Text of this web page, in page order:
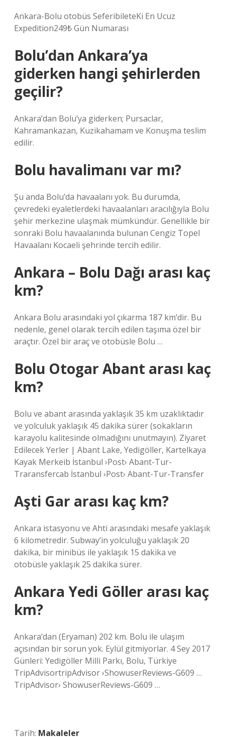
Ankara-Bolu otobüs SeferibileteKi En Ucuz
Expedition249₺ Gün Numarası
Bolu’dan Ankara’ya
giderken hangi şehirlerden
geçilir?
Ankara’dan Bolu’ya giderken; Pursaclar,
Kahramankazan, Kuzikahamam ve Konuşma teslim
edilir.
Bolu havalimanı var mı?
Şu anda Bolu’da havaalanı yok. Bu durumda,
çevredeki eyaletlerdeki havaalanları aracılığıyla Bolu
şehir merkezine ulaşmak mümkündür. Genellikle bir
sonraki Bolu havaalanında bulunan Cengiz Topel
Havaalanı Kocaeli şehrinde tercih edilir.
Ankara – Bolu Dağı arası kaç
km?
Ankara Bolu arasındaki yol çıkarma 187 km’dir. Bu
nedenle, genel olarak tercih edilen taşıma özel bir
araçtır. Özel bir araç ve otobüsle Bolu …
Bolu Otogar Abant arası kaç
km?
Bolu ve abant arasında yaklaşık 35 km uzaklıktadır
ve yolculuk yaklaşık 45 dakika sürer (sokakların
karayolu kalitesinde olmadığını unutmayın). Ziyaret
Edilecek Yerler | Abant Lake, Yedigöller, Kartelkaya
Kayak Merkeib İstanbul ›Post› Abant-Tur-
Traransfercab İstanbul ›Post› Abant-Tur-Transfer
Aşti Gar arası kaç km?
Ankara istasyonu ve Ahti arasındaki mesafe yaklaşık
6 kilometredir. Subway’in yolculuğu yaklaşık 20
dakika, bir minibüs ile yaklaşık 15 dakika ve
otobüsle yaklaşık 25 dakika sürer.
Ankara Yedi Göller arası kaç
km?
Ankara’dan (Eryaman) 202 km. Bolu ile ulaşım
açısından bir sorun yok. Eylül gitmiyorlar. 4 Sey 2017
Günleri: Yedigöller Milli Parkı, Bolu, Türkiye
TripAdvisortripAdvisor ›ShowuserReviews-G609 …
TripAdvisor› ShowuserReviews-G609 …
Tarih: Makaleler